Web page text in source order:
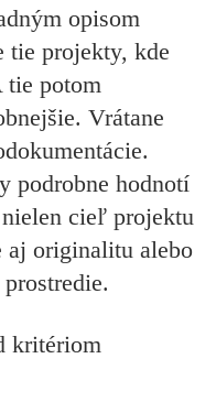
opisom
tie projekty, kde
tie potom
Vrátane
podrobne hodnotí
cieľ projektu
aj originalitu alebo
kritériom